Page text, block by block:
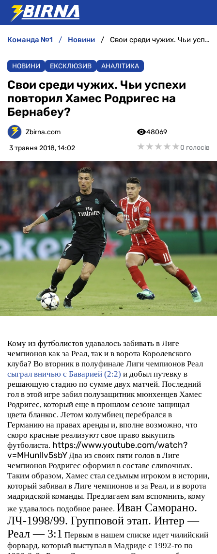
АНАЛІТИКА
ІНТЕРВ'Ю
РІЗНЕ
БУКМЕКЕРИ
команда №1 новини Свои среди чужих. Чьи успехи повторил Хамес Родригес на Бернабеу?
НОВИНИ ЕКСКЛЮЗИВ АНАЛІТИКА
Свои среди чужих. Чьи успехи
повторил Хамес Родригес на
Бернабеу?
Zbirna.com
3 травня 2018, 14:02
48069
★★★★★
★★★★★0 голосів
Кому из футболистов удавалось забивать в Лиге
чемпионов как за Реал, так и в ворота Королевского
клуба? Во вторник в полуфинале Лиги чемпионов Реал
сыграл вничью с Баварией (2:2) и добыл путевку в
решающую стадию по сумме двух матчей. Последний
гол в этой игре забил полузащитник мюнхенцев Хамес
Родригес, который еще в прошлом сезоне защищал
цвета бланкос. Летом колумбиец перебрался в
Германию на правах аренды и, вполне возможно, что
скоро красные реализуют свое право выкупить
футболиста. https://www.youtube.com/watch?
v=MHunllv5sbY Два из своих пяти голов в Лиге
чемпионов Родригес оформил в составе сливочных.
Таким образом, Хамес стал седьмым игроком в истории,
который забивал в Лиге чемпионов и за Реал, и в ворота
мадридской команды. Предлагаем вам вспомнить, кому
же удавалось подобное ранее. Иван Саморано.
ЛЧ-1998/99. Групповой этап. Интер —
Реал — 3:1 Первым в нашем списке идет чилийский
форвард, который выступал в Мадриде с 1992-го по